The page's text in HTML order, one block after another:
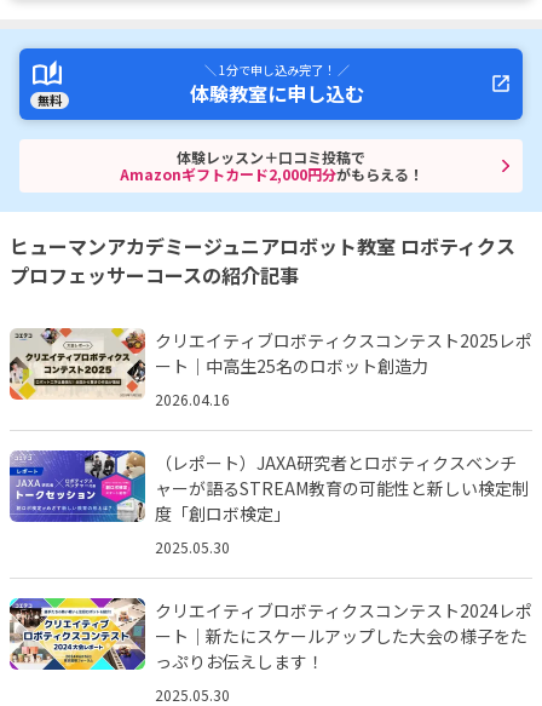
無料
＼ 1分で申し込み完了！ ／
体験教室に申し込む
体験レッスン＋口コミ投稿で
Amazonギフトカード2,000円分がもらえる！
ヒューマンアカデミージュニアロボット教室 ロボティクス
プロフェッサーコースの紹介記事
クリエイティブロボティクスコンテスト2025レポ
ート｜中高生25名のロボット創造力
2026.04.16
（レポート）JAXA研究者とロボティクスベンチ
ャーが語るSTREAM教育の可能性と新しい検定制
度「創ロボ検定」
2025.05.30
クリエイティブロボティクスコンテスト2024レポ
ート｜新たにスケールアップした大会の様子をた
っぷりお伝えします！
2025.05.30